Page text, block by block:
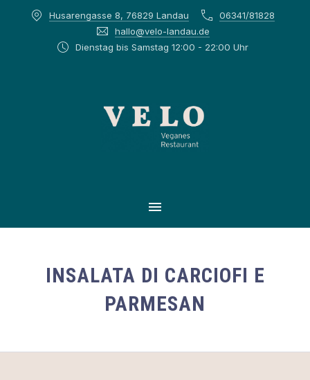
Husarengasse 8, 76829 Landau
06341/81828
hallo@velo-landau.de
Dienstag bis Samstag 12:00 - 22:00 Uhr
MAIN NAVIGATION
INSALATA DI CARCIOFI E
PARMESAN